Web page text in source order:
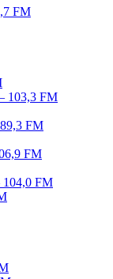
FM
103,3 FM
FM
FM
FM